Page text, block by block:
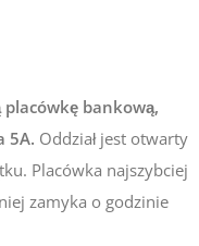
bankową,
5A. Oddział jest otwarty
Placówka najszybciej
zamyka o godzinie